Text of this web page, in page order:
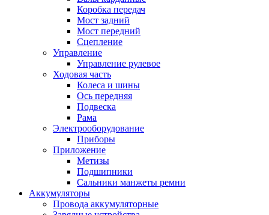
Коробка передач
Мост задний
Мост передний
Сцепление
Управление
Управление рулевое
Ходовая часть
Колеса и шины
Ось передняя
Подвеска
Рама
Электрооборудование
Приборы
Приложение
Метизы
Подшипники
Сальники манжеты ремни
Аккумуляторы
Провода аккумуляторные